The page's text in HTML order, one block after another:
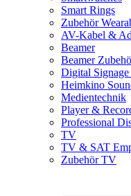
Smart Rings
Zubehör
AV-Kabel &
Beamer
Beamer
Digital Signage
Heimkino
Medientechnik
Player &
Professional
TV
TV & SAT
Zubehör TV